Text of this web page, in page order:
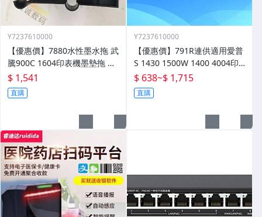
Y7237610000
【優惠價】7880水性墨水拖 武
騰900C 1604印表機墨墊拖 設
備配件 墨水託零件
$ 1,541
直購
Y7237610000
【優惠價】791R連供適用愛普
S 1430 1500W 1400 4004印
表機墨水盒晶片連供
$ 638~$ 1,715
直購